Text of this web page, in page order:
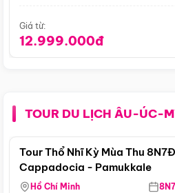
Giá từ:
12.999.000đ
TOUR DU LỊCH ÂU-ÚC-
Tour Thổ Nhĩ Kỳ Mùa Thu
Cappadocia - Pamukkale
Hồ Chí Minh